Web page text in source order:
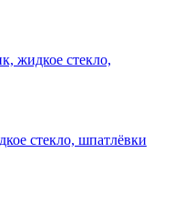
жидкое стекло,
стекло, шпатлёвки